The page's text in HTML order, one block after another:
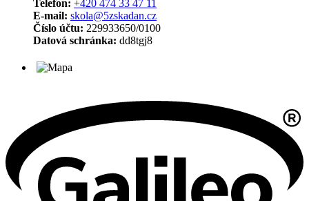
Telefon: +420 474 33 47 11
E-mail: skola@5zskadan.cz
Číslo účtu: 229933650/0100
Datová schránka: dd8tgj8